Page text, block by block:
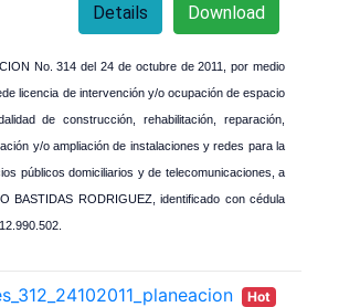
Download
Details
No. 314 del 24 de octubre de 2011, por medio
licencia de intervención y/o ocupación de espacio
de construcción, rehabilitación, reparación,
y/o ampliación de instalaciones y redes para la
públicos domiciliarios y de telecomunicaciones, a
BASTIDAS RODRIGUEZ, identificado con cédula
Hot